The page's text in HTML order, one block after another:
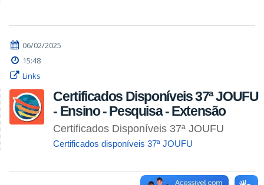
06/02/2025
15:48
Links
Certificados Disponíveis 37ª JOUFU
- Ensino - Pesquisa - Extensão
Certificados Disponíveis 37ª JOUFU
Certificados disponíveis 37ª JOUFU